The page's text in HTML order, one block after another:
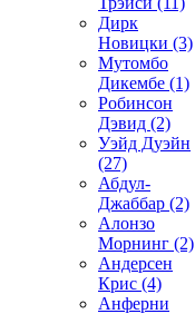
Дирк
Новицки (3)
Мутомбо
Дикембе (1)
Робинсон
Дэвид (2)
Уэйд Дуэйн
(27)
Абдул-
Джаббар (2)
Алонзо
Морнинг (2)
Андерсен
Крис (4)
Анферни